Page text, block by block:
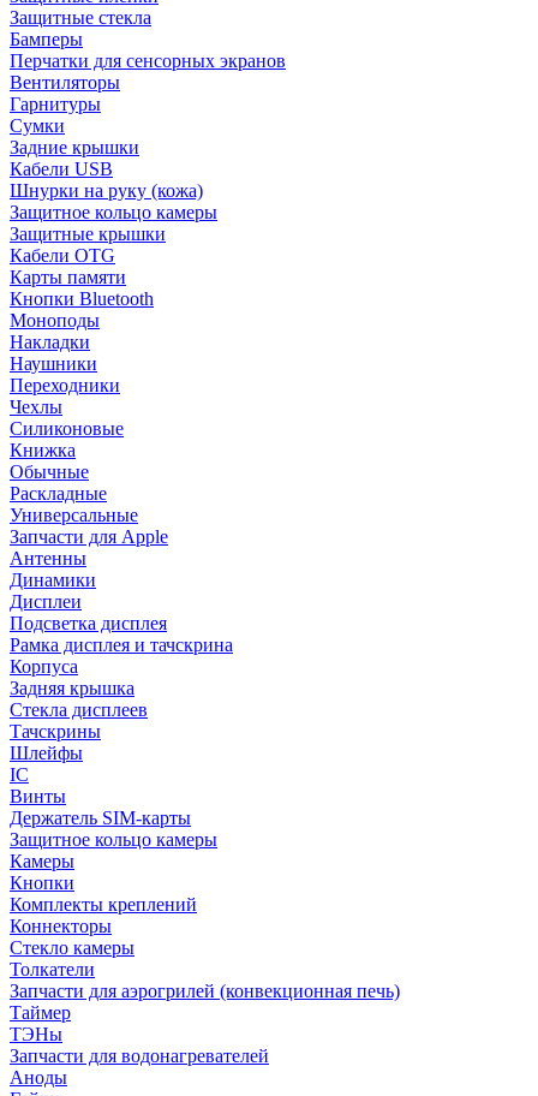
Защитные стекла
Бамперы
Перчатки для сенсорных экранов
Вентиляторы
Гарнитуры
Сумки
Задние крышки
Кабели USB
Шнурки на руку (кожа)
Защитное кольцо камеры
Защитные крышки
Кабели OTG
Карты памяти
Кнопки Bluetooth
Моноподы
Накладки
Наушники
Переходники
Чехлы
Силиконовые
Книжка
Обычные
Раскладные
Универсальные
Запчасти для Apple
Антенны
Динамики
Дисплеи
Подсветка дисплея
Рамка дисплея и тачскрина
Корпуса
Задняя крышка
Стекла дисплеев
Тачскрины
Шлейфы
IC
Винты
Держатель SIM-карты
Защитное кольцо камеры
Камеры
Кнопки
Комплекты креплений
Коннекторы
Стекло камеры
Толкатели
Запчасти для аэрогрилей (конвекционная печь)
Таймер
ТЭНы
Запчасти для водонагревателей
Аноды